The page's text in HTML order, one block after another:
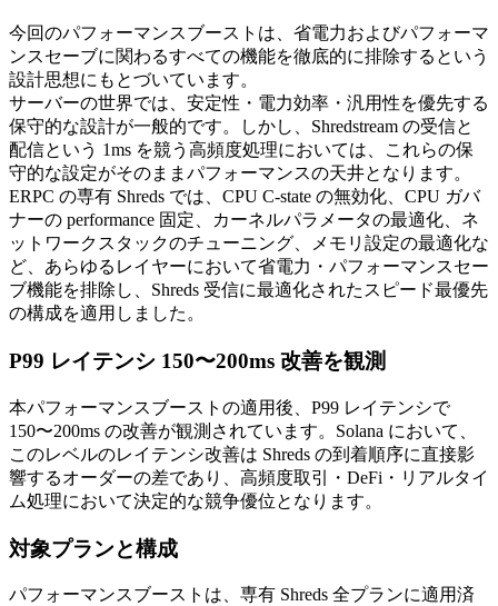
今回のパフォーマンスブーストは、省電力およびパフォーマ
ンスセーブに関わるすべての機能を徹底的に排除するという
設計思想にもとづいています。
サーバーの世界では、安定性・電力効率・汎用性を優先する
保守的な設計が一般的です。しかし、Shredstream の受信と
配信という 1ms を競う高頻度処理においては、これらの保
守的な設定がそのままパフォーマンスの天井となります。
ERPC の専有 Shreds では、CPU C-state の無効化、CPU ガバ
ナーの performance 固定、カーネルパラメータの最適化、ネ
ットワークスタックのチューニング、メモリ設定の最適化な
ど、あらゆるレイヤーにおいて省電力・パフォーマンスセー
ブ機能を排除し、Shreds 受信に最適化されたスピード最優先
の構成を適用しました。
P99 レイテンシ 150〜200ms 改善を観測
本パフォーマンスブーストの適用後、P99 レイテンシで
150〜200ms の改善が観測されています。Solana において、
このレベルのレイテンシ改善は Shreds の到着順序に直接影
響するオーダーの差であり、高頻度取引・DeFi・リアルタイ
ム処理において決定的な競争優位となります。
対象プランと構成
パフォーマンスブーストは、専有 Shreds 全プランに適用済